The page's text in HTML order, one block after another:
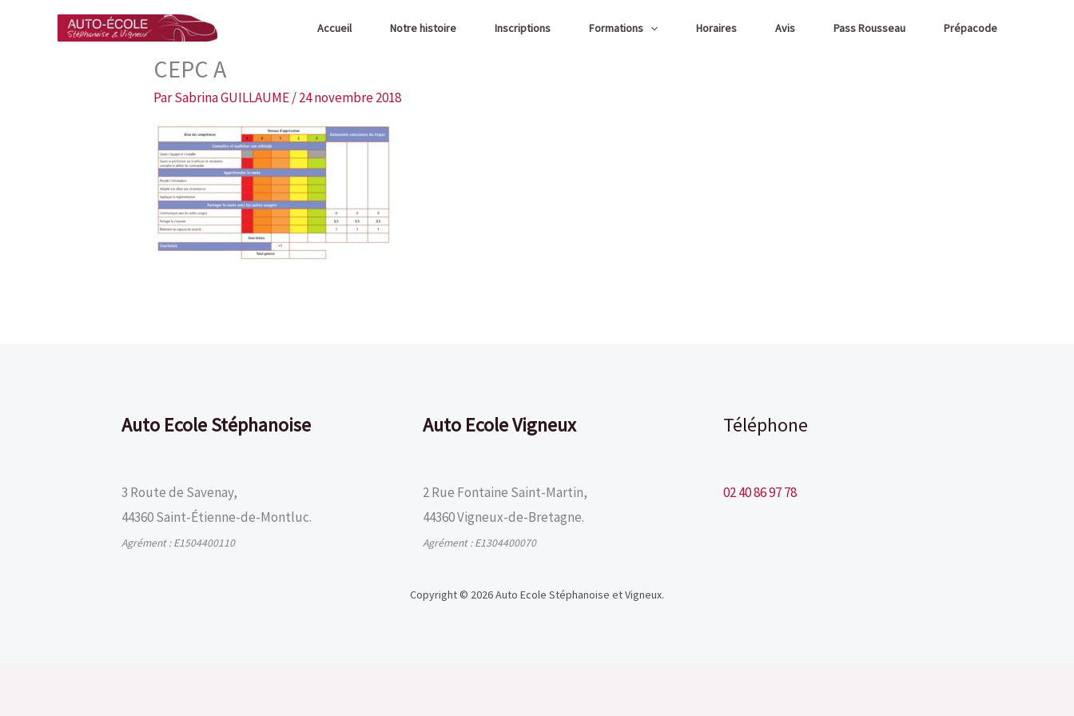
Accueil Notre histoire Inscriptions Formations Horaires Avis Pass Rousseau Prépacode
CEPC A
ParSabrina GUILLAUME/24 novembre 2018
Auto Ecole Stéphanoise
3 Route de Savenay,
44360 Saint-Étienne-de-Montluc.
Agrément : E1504400110
Auto Ecole Vigneux
2 Rue Fontaine Saint-Martin,
44360 Vigneux-de-Bretagne.
Agrément : E1304400070
Téléphone
02 40 86 97 78
Copyright © 2026 Auto Ecole Stéphanoise et Vigneux.